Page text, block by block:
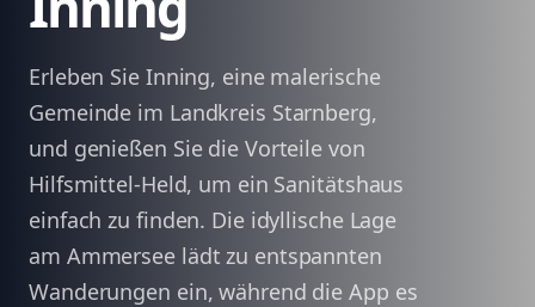
Erleben Sie Inning, eine malerische
Gemeinde im Landkreis Starnberg,
und genießen Sie die Vorteile von
Hilfsmittel-Held, um ein Sanitätshaus
einfach zu finden. Die idyllische Lage
am Ammersee lädt zu entspannten
Wanderungen ein, während die App es